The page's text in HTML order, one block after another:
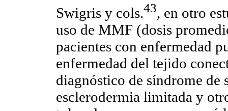
Swigris y cols.43, en otro
uso de MMF (dosis
pacientes con enfermedad
enfermedad del tejido
diagnóstico de síndrome de
esclerodermia limitada y